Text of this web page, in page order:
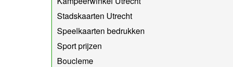
Stadskaarten Utrecht
Speelkaarten bedrukken
Sport prijzen
Boucleme